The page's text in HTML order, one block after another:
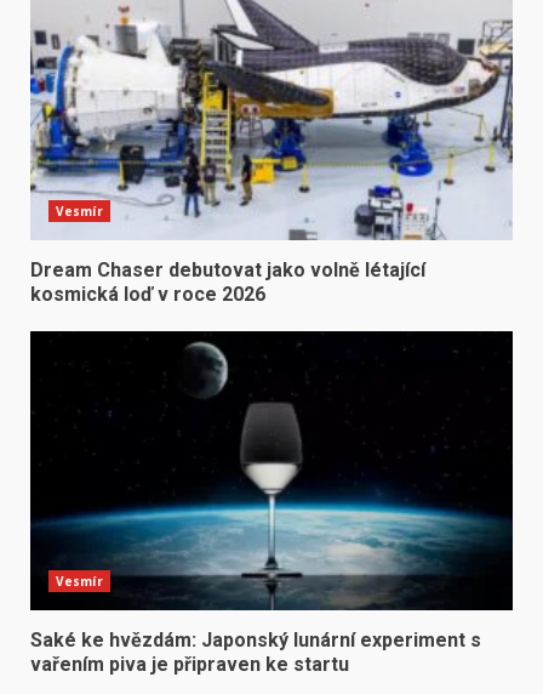
Vesmír
Dream Chaser debutovat jako volně létající
kosmická loď v roce 2026
Vesmír
Saké ke hvězdám: Japonský lunární experiment s
vařením piva je připraven ke startu